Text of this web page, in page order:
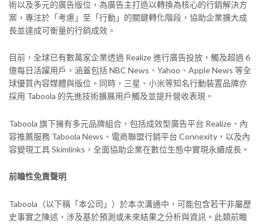
術以及多元的廣告版位，為廣告主打造以轉換為核心的行銷解決方
案，專注於「考慮」至「行動」的關鍵轉化階段，協助企業擴大成
長並達成可衡量的行銷成效。
目前，全球已有數萬家企業透過 Realize 進行廣告投放，觸及超過 6
億每日活躍用戶，涵蓋包括 NBC News、Yahoo、Apple News 等全
球優質內容媒體與版位。同時，三星、小米等知名行動裝置品牌亦
採用 Taboola 的先進技術擴展用戶觸及並提升營收表現。
Taboola 旗下擁有多元品牌組合，包括成效型廣告平台 Realize、內
容推薦服務 Taboola News、電商聯盟行銷平台 Connexity，以及內
容變現工具 Skimlinks，全面協助企業在數位生態中實現永續成長。
前瞻性免責聲明
Taboola（以下稱「本公司」）於本次溝通中，可能包含若干非屬歷
史事實之陳述，涉及基於預測或未來結果之分析與資訊。此類前瞻